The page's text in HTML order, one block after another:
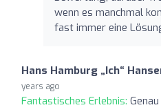
wenn es manchmal
fast immer eine
Hans Hamburg „Ich“
years ago
Fantastisches Erlebnis: